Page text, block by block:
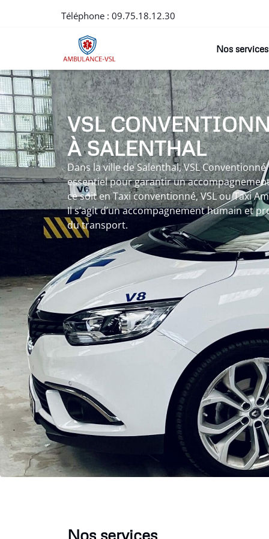
Téléphone : 09.75.18.12.30
Nos services
VSL
À SALENTHAL
Dans la ville de Salenthal, VSL
essentiel pour garantir un
ce soit en Taxi conventionné, VSL ou Taxi
Il s’agit d’un accompagnement humain et
du transport.
Nos services